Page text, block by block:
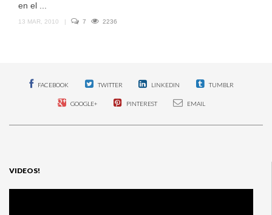
en el ...
13 MAR, 2010 | 7 2236
FACEBOOK TWITTER LINKEDIN TUMBLR
GOOGLE+ PINTEREST EMAIL
VIDEOS!